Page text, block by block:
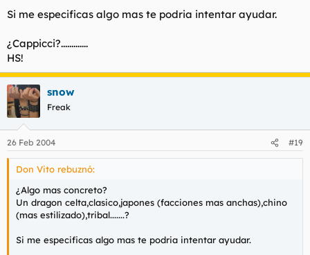
Si me especificas algo mas te podria intentar ayudar.
¿Cappicci?.............
HS!
snow
Freak
26 Feb 2004 #19
Don Vito rebuznó:
¿Algo mas concreto?
Un dragon celta,clasico,japones (facciones mas anchas),chino
(mas estilizado),tribal.......?
Si me especificas algo mas te podria intentar ayudar.